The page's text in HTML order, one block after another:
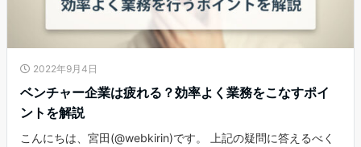
2022年9月4日
ベンチャー企業は疲れる？効率よく業務をこなすポイ
ントを解説
こんにちは、宮田(@webkirin)です。 上記の疑問に答えるべく